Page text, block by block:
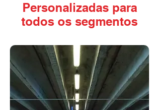
Personalizadas para
todos os segmentos